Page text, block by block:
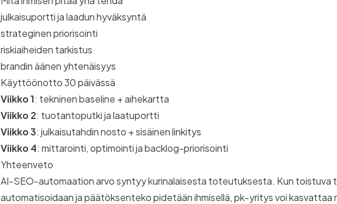
julkaisuportti ja laadun hyväksyntä
strateginen priorisointi
riskiaiheiden tarkistus
brandin äänen yhtenäisyys
Käyttöönotto 30 päivässä
Viikko 1: tekninen baseline + aihekartta
Viikko 2: tuotantoputki ja laatuportti
Viikko 3: julkaisutahdin nosto + sisäinen linkitys
Viikko 4: mittarointi, optimointi ja backlog-priorisointi
Yhteenveto
AI-SEO-automaation arvo syntyy kurinalaisesta toteutuksesta. Kun toistuva
automatisoidaan ja päätöksenteko pidetään ihmisellä, pk-yritys voi